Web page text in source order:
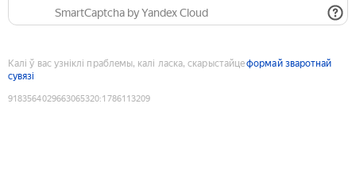
SmartCaptcha by Yandex Cloud
Калі ў вас узніклі праблемы, калі ласка, скарыстайцеформай зваротнай
сувязі
9183564029663065320:1786113209